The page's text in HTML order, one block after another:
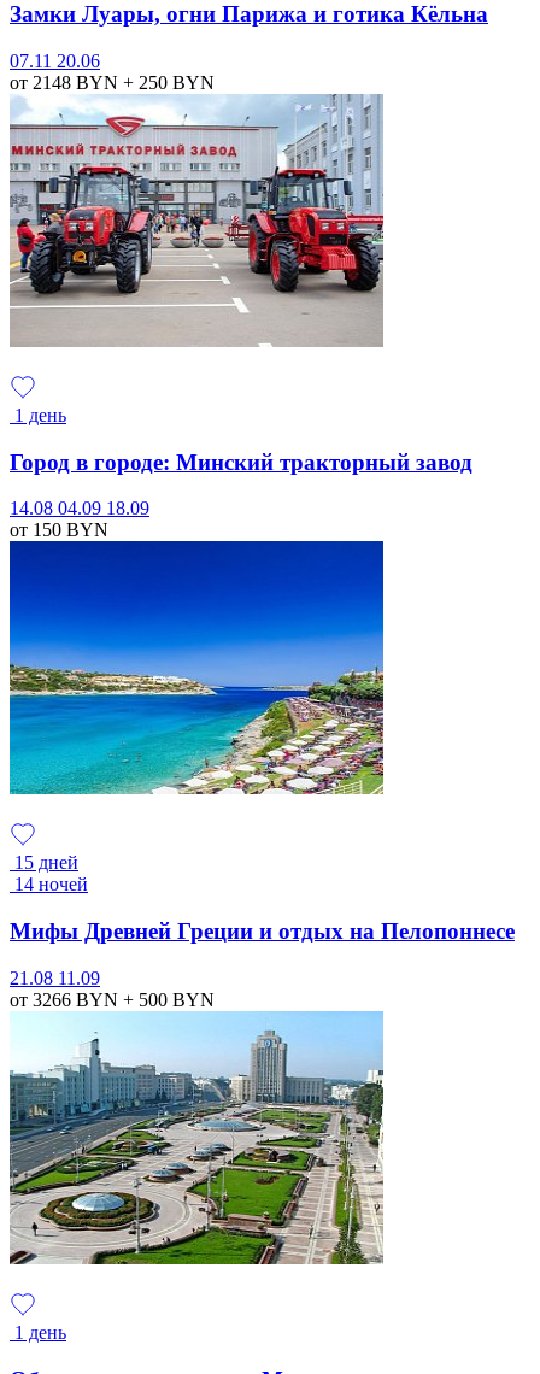
Замки Луары, огни Парижа и готика Кёльна
07.11 20.06
от 2148 BYN + 250 BYN
1 день
Город в городе: Минский тракторный завод
14.08 04.09 18.09
от 150 BYN
15 дней
14 ночей
Мифы Древней Греции и отдых на Пелопоннесе
21.08 11.09
от 3266 BYN + 500 BYN
1 день